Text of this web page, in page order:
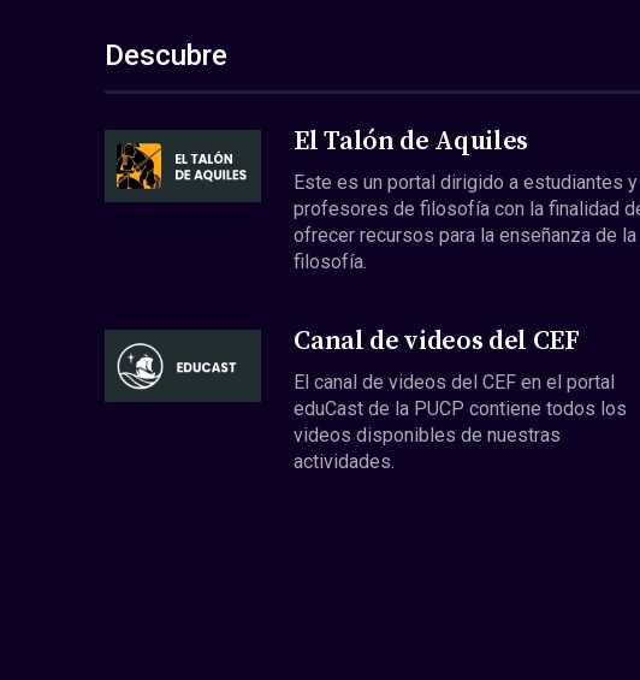
Descubre
El Talón de Aquiles
Este es un portal dirigido a estudiantes y
profesores de filosofía con la finalidad
ofrecer recursos para la enseñanza de la
filosofía.
Canal de videos del CEF
El canal de videos del CEF en el portal
eduCast de la PUCP contiene todos los
videos disponibles de nuestras
actividades.